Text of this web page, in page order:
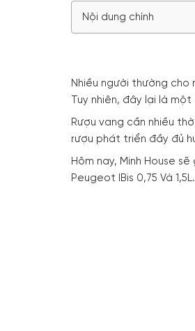
Nội dung chính
Nhiều người thường
Tuy nhiên, đây lại là
Rượu vang cần nhiều
rượu phát triển đầy đủ
Hôm nay, Minh House
Peugeot IBis 0,75 Và 1,5L.